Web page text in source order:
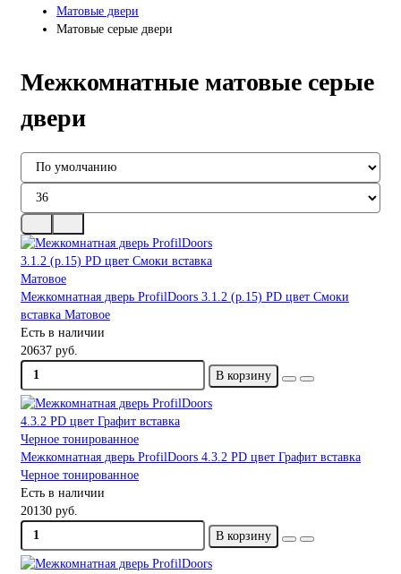
Матовые двери
Матовые серые двери
Межкомнатные матовые серые
двери
Межкомнатная дверь ProfilDoors 3.1.2 (р.15) PD цвет Смоки
вставка Матовое
Есть в наличии
20637 руб.
В корзину
Межкомнатная дверь ProfilDoors 4.3.2 PD цвет Графит вставка
Черное тонированное
Есть в наличии
20130 руб.
В корзину